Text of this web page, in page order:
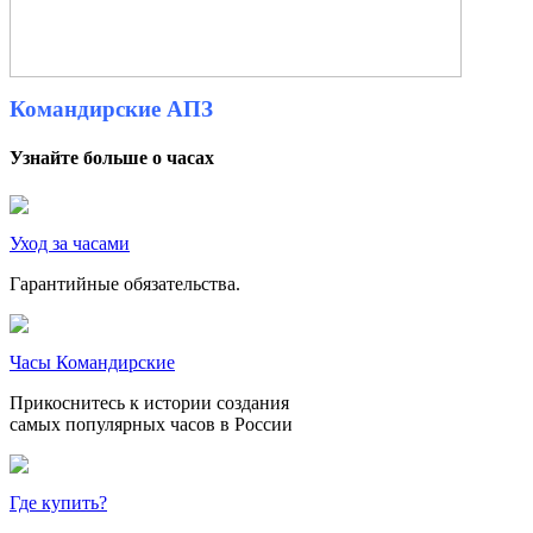
Командирские АПЗ
Узнайте больше о часах
Уход за часами
Гарантийные обязательства.
Часы Командирские
Прикоснитесь к истории создания
самых популярных часов в России
Где купить?